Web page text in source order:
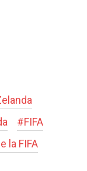
#FIFA
la FIFA